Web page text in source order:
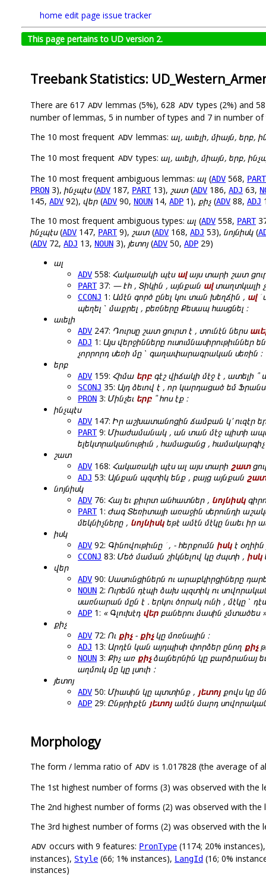
home edit page issue tracker
This page pertains to UD version 2.
Treebank Statistics:
There are 617 ADV lemmas (5%), 628 ADV types (2%) and
number of lemmas, 5 in number of types and 7 in number of
The 10 most frequent ADV lemmas: ալ, աւելի, միայն, երբ,
The 10 most frequent ADV types: ալ, աւելի, միայն, երբ,
The 10 most frequent ambiguous lemmas: ալ (ADV 568, PART
PRON 3), ինչպէս(ADV 187, PART13), շատ (ADV 186, ADJ 63,
145, ADV 92), վեր (ADV 90, NOUN 14, ADP 1), քիչ (ADV 88, ADJ
The 10 most frequent ambiguous types: ալ (ADV 558, PART
ինչպէս(ADV 147, PART9), շատ (ADV 168, ADJ 53), նոյնիսկ (
(ADV 72, ADJ 13, NOUN 3), յետոյ (ADV 50, ADP 29)
ալ
ADV 558: Հակառակի պէս ալայս տարի շատ
PART37: — Էհ , Տիկին , այնքան ալտաղտկալի
CCONJ 1: Ամէն գործ ընել կու տան խեղճին , ալ՛
պեղել ՝ մաքրել , բեռները Քեսապ հասցնել ։
աւելի
ADV 247: Դուրսը շատ ցուրտ է , տունէն ներս
ADJ 1: Այս վերջինները ուսումնասիրութիւններ
չորրորդ սեռի մը ՝ գաղափարագրական սեռին ։
երբ
ADV 159: Հիմա երբ գէշ վիճակի մէջ է , ատելի
SCONJ 35: Այդ ձեւով է , որ կարդացած եմ
PRON 3: Մինչեւ երբ ՞ հոս էք ։
ինչպէս
ADV 147:Իր աշխատանոցին ճամբան կ՚ ուզէր
PART9: Միաժամանակ , ան տան մէջ պիտի
ելեկտրականութիւն , համացանց , համակարգիչ
շատ
ADV 168: Հակառակի պէս ալ այս տարի շատ
ADJ 53: Այնքան պզտիկ ենք , բայց այնքան շատ
նոյնիսկ
ADV 76: Հայ եւ քիւրտ անհատներ , նոյնիսկ
PART1: Ժագ Տեռիտայի առաջին սերունդի
մեկնիչները , նոյնիսկեթէ ամէն մէկը նաեւ իր
իսկ
ADV 92: Գինովութիւնը ՛ , - հերքումն իսկէ օղիին
CCONJ 83: Մեծ մաման շիկնելով կը ժպտի , իսկ
վեր
ADV 90: Սասունցիներն ու արաբկիրցիները
NOUN 2: Ուրեմն դէպի ձախ պզտիկ ու
սառնարան մըն է . երկու ծորակ ունի , մէկը ՝
ADP 1: « Գլուխէդ վեր բաներու մասին չմտածես »
քիչ
ADV 72: Ու քիչ- քիչկը մոռնային ։
ADJ 13: Արդէն կան այդպիսի փորձեր ընող քիչ
NOUN 3: Քիչ առ քիչձայներնին կը բարձրանայ
աղմուկ մը կը լսուի :
յետոյ
ADV 50: Միասին կը պտտինք , յետոյքովս կը
ADP 29: Ընթրիքէն յետոյամէն մարդ սովորական
Morphology
The form / lemma ratio of ADV is 1.017828 (the average of
The 1st highest number of forms (3) was observed with the
The 2nd highest number of forms (2) was observed with the
The 3rd highest number of forms (2) was observed with the
ADV occurs with 9 features: PronType (1174; 20%
instances), Style (66; 1% instances), LangId (16; 0%
instances)